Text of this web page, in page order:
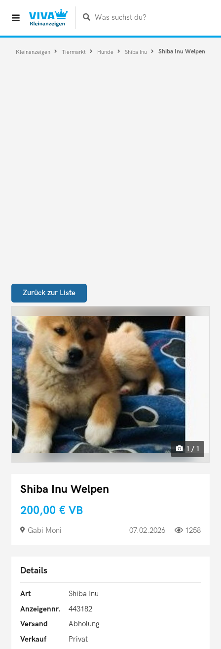
Was suchst du?
Kleinanzeigen Tiermarkt Hunde Shiba Inu Shiba Inu Welpen
Zurück zur Liste
1 / 1
Shiba Inu Welpen
200,00 € VB
Gabi Moni 07.02.2026 1258
Details
Art
Shiba Inu
Anzeigennr.
443182
Versand
Abholung
Verkauf
Privat